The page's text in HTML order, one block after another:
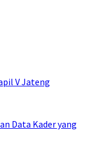
V Jateng
Data Kader yang